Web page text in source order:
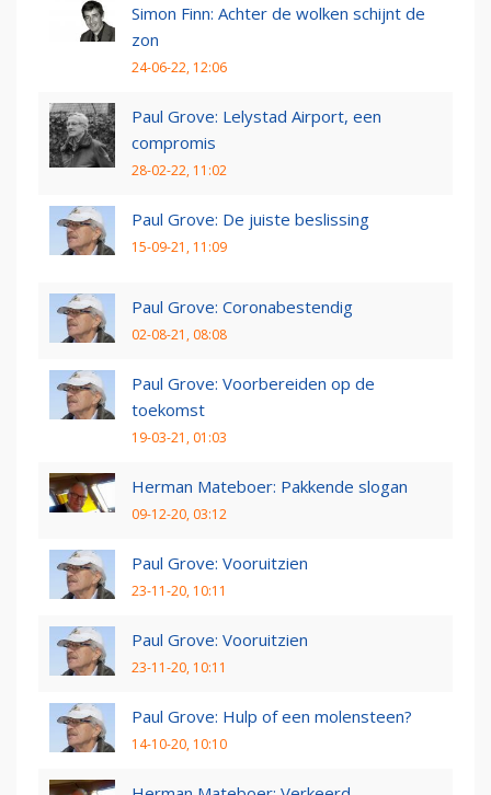
Simon Finn: Achter de wolken schijnt de
zon
24-06-22, 12:06
Paul Grove: Lelystad Airport, een
compromis
28-02-22, 11:02
Paul Grove: De juiste beslissing
15-09-21, 11:09
Paul Grove: Coronabestendig
02-08-21, 08:08
Paul Grove: Voorbereiden op de
toekomst
19-03-21, 01:03
Herman Mateboer: Pakkende slogan
09-12-20, 03:12
Paul Grove: Vooruitzien
23-11-20, 10:11
Paul Grove: Vooruitzien
23-11-20, 10:11
Paul Grove: Hulp of een molensteen?
14-10-20, 10:10